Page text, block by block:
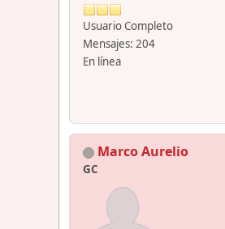
Usuario Completo
Mensajes: 204
En línea
Marco Aurelio
GC